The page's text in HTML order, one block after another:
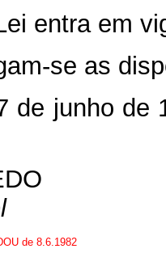
entra em
se as
de junho de
de 8.6.1982